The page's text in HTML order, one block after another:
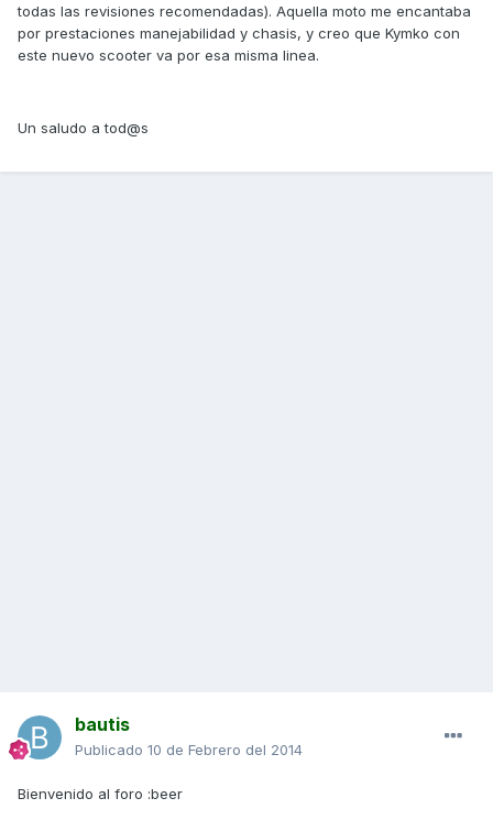
todas las revisiones recomendadas). Aquella moto me encantaba
por prestaciones manejabilidad y chasis, y creo que Kymko con
este nuevo scooter va por esa misma linea.
Un saludo a tod@s
bautis
Publicado 10 de Febrero del 2014
Bienvenido al foro :beer